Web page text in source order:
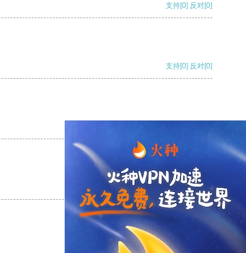
支持[0] 反对[0]
支持[0] 反对[0]
支持 [0] 反对 [0]
支持